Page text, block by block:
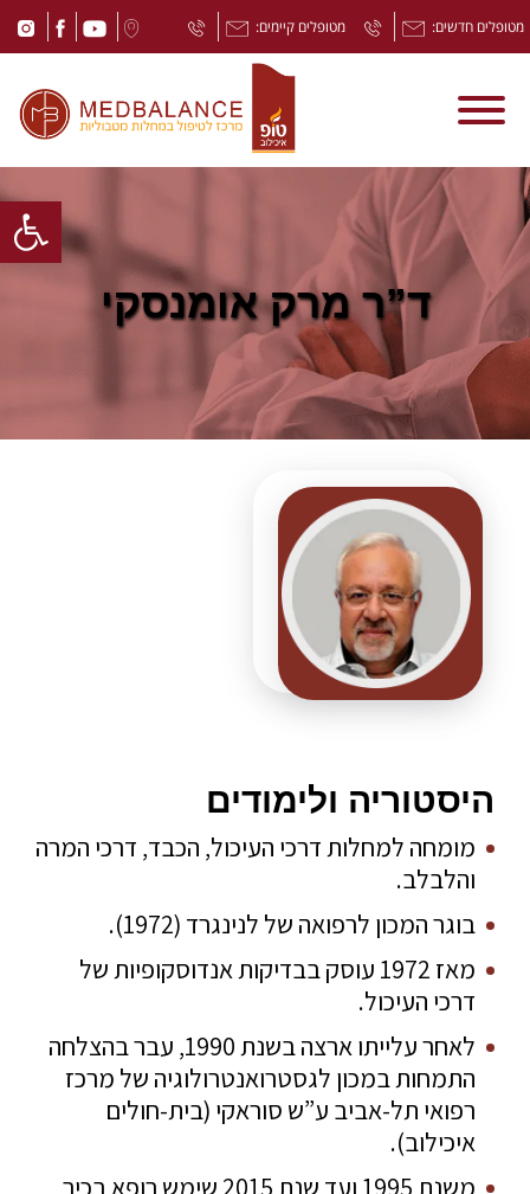
Open toolbar
מטופלים חדשים: מטופלים קיימים:
ד”ר מרק אומנסקי
היסטוריה ולימודים
מומחה למחלות דרכי העיכול, הכבד, דרכי המרה
והלבלב.
בוגר המכון לרפואה של לנינגרד (1972).
מאז 1972 עוסק בבדיקות אנדוסקופיות של
דרכי העיכול.
לאחר עלייתו ארצה בשנת 1990, עבר בהצלחה
התמחות במכון לגסטרואנטרולוגיה של מרכז
רפואי תל-אביב ע”ש סוראקי (בית-חולים
איכילוב).
משנת 1995 ועד שנת 2015 שימש רופא בכיר